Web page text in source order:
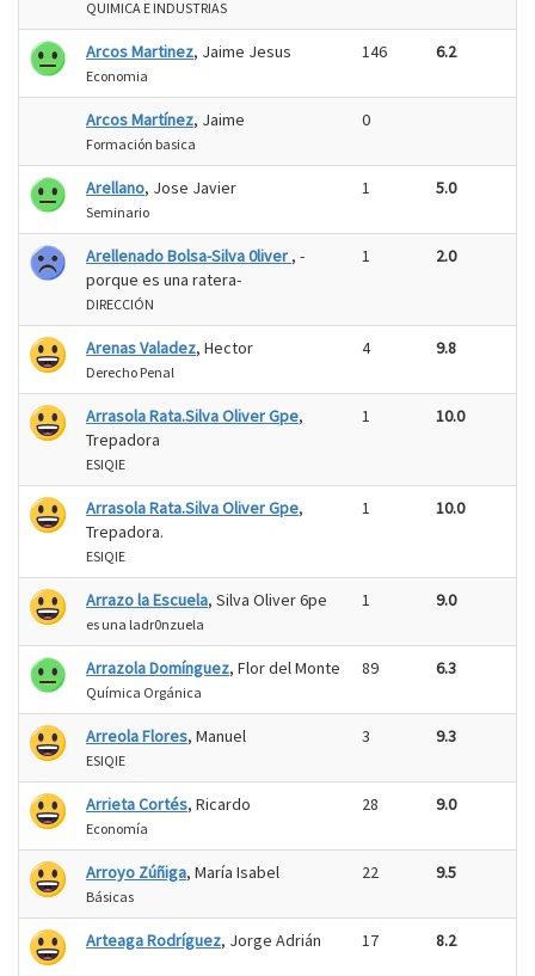
QUIMICA E INDUSTRIAS
Arcos Martinez, Jaime Jesus
Economia
146 6.2
Arcos Martínez, Jaime
Formación basica
0
Arellano, Jose Javier
Seminario
1 5.0
Arellenado Bolsa-Silva 0liver , -
porque es una ratera-
DIRECCIÓN
1 2.0
Arenas Valadez, Hector
Derecho Penal
4 9.8
Arrasola Rata.Silva Oliver Gpe,
Trepadora
ESIQIE
1 10.0
Arrasola Rata.Silva Oliver Gpe,
Trepadora.
ESIQIE
1 10.0
Arrazo la Escuela, Silva Oliver 6pe
es una ladr0nzuela
1 9.0
Arrazola Domínguez, Flor del Monte
Química Orgánica
89 6.3
Arreola Flores, Manuel
ESIQIE
3 9.3
Arrieta Cortés, Ricardo
Economía
28 9.0
Arroyo Zúñiga, María Isabel
Básicas
22 9.5
Arteaga Rodríguez, Jorge Adrián 17 8.2